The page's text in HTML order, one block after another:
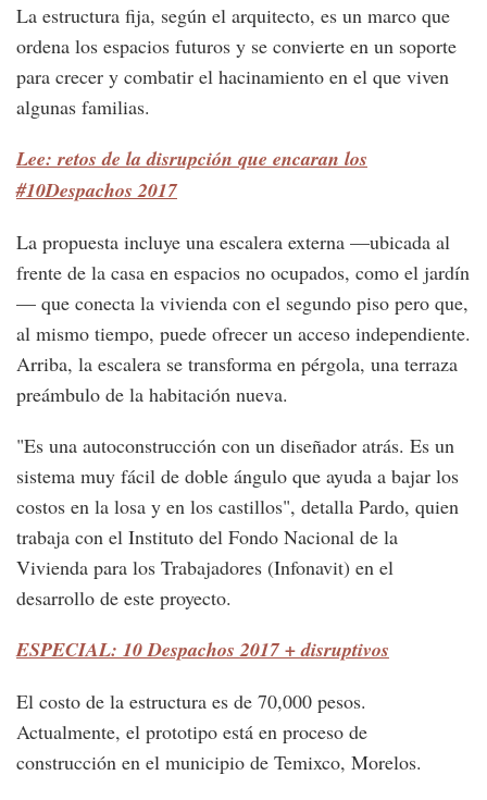
La estructura fija, según el arquitecto, es un marco que
ordena los espacios futuros y se convierte en un soporte
para crecer y combatir el hacinamiento en el que viven
algunas familias.
Lee: retos de la disrupción que encaran los
#10Despachos 2017
La propuesta incluye una escalera externa —ubicada al
frente de la casa en espacios no ocupados, como el jardín
— que conecta la vivienda con el segundo piso pero que,
al mismo tiempo, puede ofrecer un acceso independiente.
Arriba, la escalera se transforma en pérgola, una terraza
preámbulo de la habitación nueva.
"Es una autoconstrucción con un diseñador atrás. Es un
sistema muy fácil de doble ángulo que ayuda a bajar los
costos en la losa y en los castillos", detalla Pardo, quien
trabaja con el Instituto del Fondo Nacional de la
Vivienda para los Trabajadores (Infonavit) en el
desarrollo de este proyecto.
ESPECIAL: 10 Despachos 2017 + disruptivos
El costo de la estructura es de 70,000 pesos.
Actualmente, el prototipo está en proceso de
construcción en el municipio de Temixco, Morelos.